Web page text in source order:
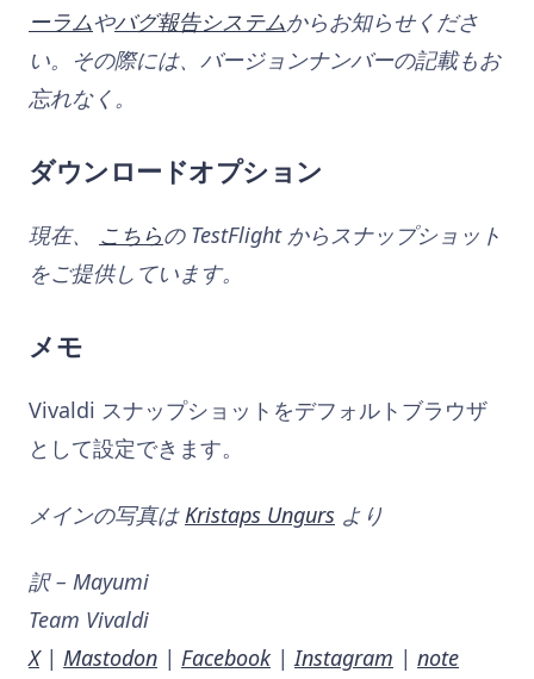
ーラムやバグ報告システムからお知らせくださ
い。その際には、バージョンナンバーの記載もお
忘れなく。
ダウンロードオプション
現在、 こちらの TestFlight からスナップショット
をご提供しています。
メモ
Vivaldi スナップショットをデフォルトブラウザ
として設定できます。
メインの写真はKristaps Ungurs より
訳 – Mayumi
Team Vivaldi
X| Mastodon | Facebook |Instagram | note